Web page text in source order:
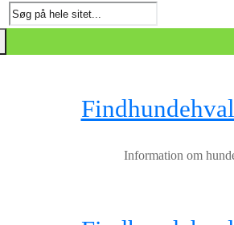
Søg
efter:
Information om